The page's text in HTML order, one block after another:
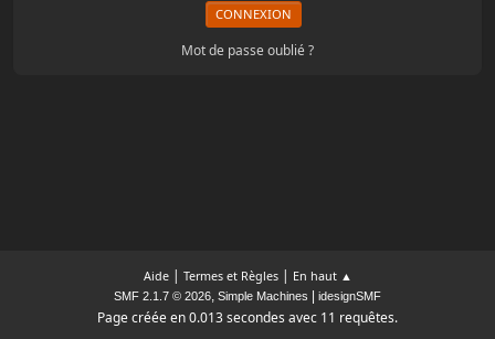
Mot de passe oublié ?
Aide| Termes et Règles| En haut ▲
SMF 2.1.7 © 2026, Simple Machines idesignSMF
Page créée en 0.013 secondes avec 11 requêtes.